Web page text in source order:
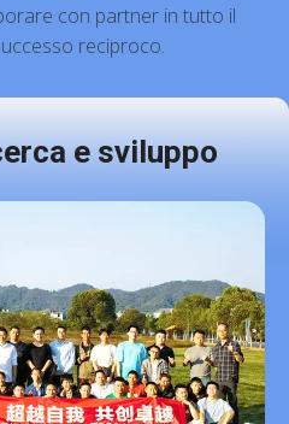
con partner in tutto il
reciproco.
e sviluppo